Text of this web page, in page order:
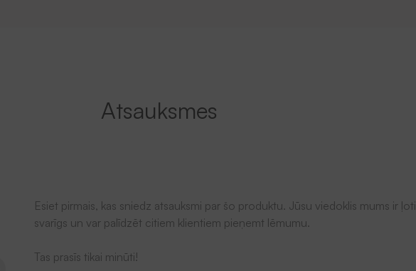
Atsauksmes
Esiet pirmais, kas sniedz atsauksmi par šo produktu. Jūsu viedoklis mums ir ļoti
svarīgs un var palīdzēt citiem klientiem pieņemt lēmumu.
Tas prasīs tikai minūti!